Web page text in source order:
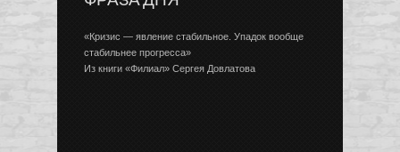
«Кризис — явление стабильное. Упадок вообще
стабильнее прогресса»
Из книги «Филиал» Сергея Довлатова